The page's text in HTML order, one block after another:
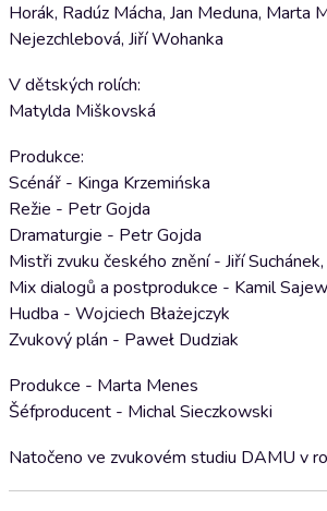
Horák, Radúz Mácha, Jan Meduna, Marta
Nejezchlebová, Jiří Wohanka
V dětských rolích:
Matylda Miškovská
Produkce:
Scénář - Kinga Krzemińska
Režie - Petr Gojda
Dramaturgie - Petr Gojda
Mistři zvuku českého znění - Jiří
Mix dialogů a postprodukce - Kamil
Hudba - Wojciech Błażejczyk
Zvukový plán - Paweł Dudziak
Produkce - Marta Menes
Šéfproducent - Michal Sieczkowski
Natočeno ve zvukovém studiu DAMU v